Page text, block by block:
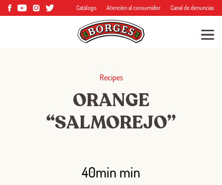
Catálogo Atención al consumidor Canal de denuncias
Recipes
ORANGE
“SALMOREJO”
40min min